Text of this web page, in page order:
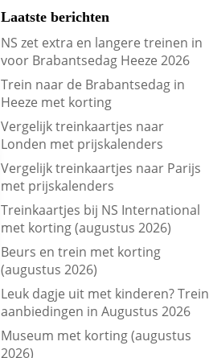
Laatste berichten
NS zet extra en langere treinen in
voor Brabantsedag Heeze 2026
Trein naar de Brabantsedag in
Heeze met korting
Vergelijk treinkaartjes naar
Londen met prijskalenders
Vergelijk treinkaartjes naar Parijs
met prijskalenders
Treinkaartjes bij NS International
met korting (augustus 2026)
Beurs en trein met korting
(augustus 2026)
Leuk dagje uit met kinderen? Trein
aanbiedingen in Augustus 2026
Museum met korting (augustus
2026)